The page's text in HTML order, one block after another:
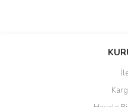
Bu ürüne ilk
Ürün resmi kalitesiz, bozuk